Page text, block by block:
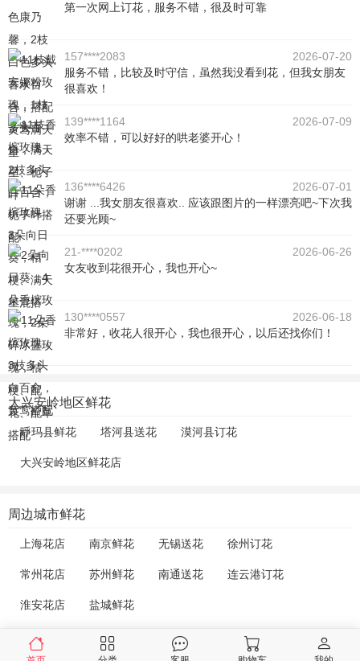
第一次网上订花，服务不错，很及时可靠
157****2083
2026-07-20
服务不错，比较及时守信，虽然我没看到花，但我女朋友
很喜欢！
139****1164
2026-07-09
效率不错，可以好好的哄老婆开心！
136****6426
2026-07-01
谢谢 ...我女朋友很喜欢.. 应该跟图片的一样漂亮吧~下次我
还要光顾~
21-****0202
2026-06-26
女友收到花很开心，我也开心~
130****0557
2026-06-18
非常好，收花人很开心，我也很开心，以后还找你们！
大兴安岭地区鲜花
呼玛县鲜花 塔河县送花 漠河县订花
大兴安岭地区鲜花店
周边城市鲜花
上海花店 南京鲜花 无锡送花 徐州订花
常州花店 苏州鲜花 南通送花 连云港订花
淮安花店 盐城鲜花